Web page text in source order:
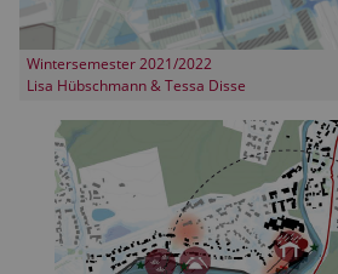
Wintersemester 2021/2022
Lisa Hübschmann & Tessa Disse